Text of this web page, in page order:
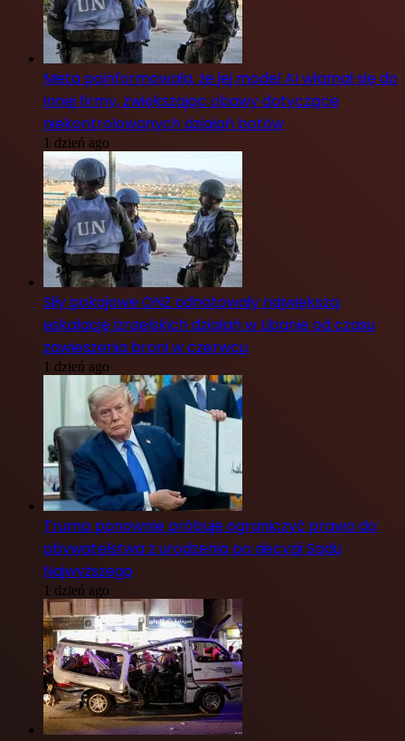
Meta poinformowała, że jej model AI włamał się do
innej firmy, zwiększając obawy dotyczące
niekontrolowanych działań botów
1 dzień ago
Siły pokojowe ONZ odnotowały największą
eskalację izraelskich działań w Libanie od czasu
zawieszenia broni w czerwcu
1 dzień ago
Trump ponownie próbuje ograniczyć prawo do
obywatelstwa z urodzenia po decyzji Sądu
Najwyższego
1 dzień ago